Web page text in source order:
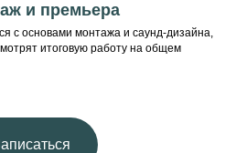
и премьера
с основами монтажа и саунд-дизайна,
итоговую работу на общем